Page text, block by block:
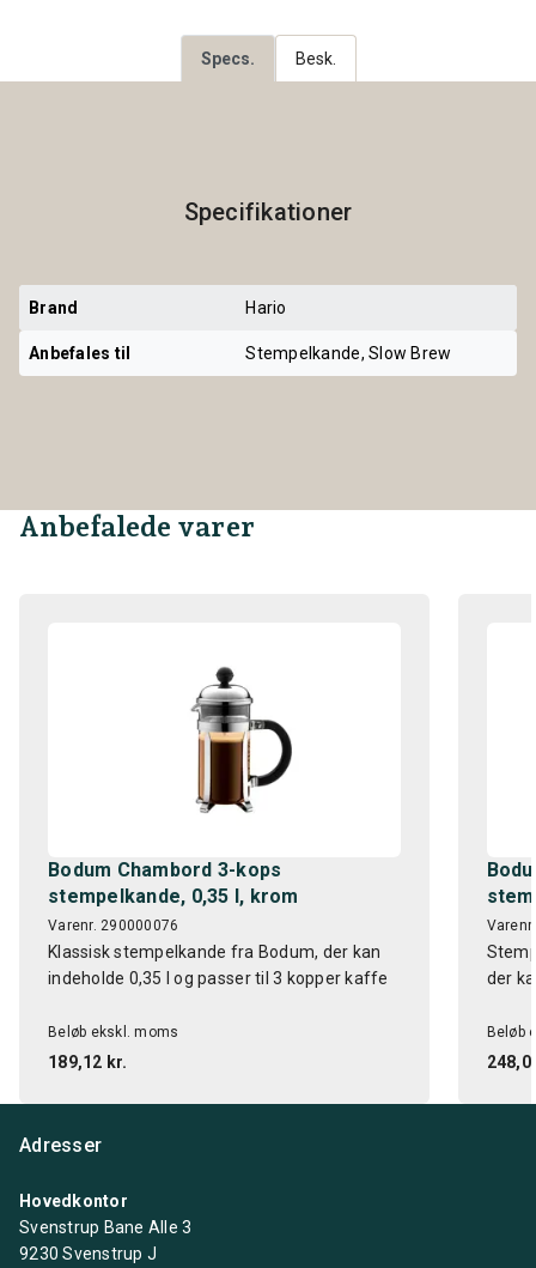
Specs. Besk.
Specifikationer
Brand Hario
Anbefales til Stempelkande, Slow Brew
Anbefalede varer
Bodum Chambord 3-kops
stempelkande, 0,35 l, krom
Varenr. 290000076
Klassisk stempelkande fra Bodum, der kan
indeholde 0,35 l og passer til 3 kopper kaffe
Beløb ekskl. moms
189,12 kr.
der
Beløb
Adresser
Hovedkontor
Svenstrup Bane Alle 3
9230 Svenstrup J